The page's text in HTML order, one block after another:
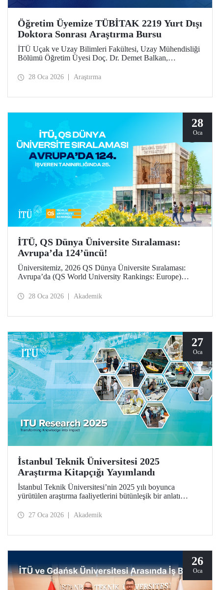
Öğretim Üyemize TÜBİTAK 2219 Yurt Dışı
Doktora Sonrası Araştırma Bursu
İTÜ Uçak ve Uzay Bilimleri Fakültesi, Uzay Mühendisliği
Bölümü Öğretim Üyesi Doç. Dr. Demet Balkan,
Programı’nın 2025 yılı 1’inci dönem çağrısı kapsamında
28 Oca 2026 Araştırma
28
Oca
İTÜ, QS Dünya Üniversite Sıralaması:
Avrupa’da 124’üncü!
Üniversitemiz, 2026 QS Dünya Üniversite Sıralaması:
Avrupa’da (QS World University Rankings: Europe)
25’inci sırada konumlanan İTÜ, “yurt dışına giden değişim
28 Oca 2026 Akademik
27
Oca
İstanbul Teknik Üniversitesi 2025
Araştırma Kitapçığı Yayımlandı
İstanbul Teknik Üniversitesi’nin 2025 yılı boyunca
yürütülen araştırma faaliyetlerini bütünleşik bir anlatı
2025 Araştırma Kitapçığı (ITU Research 2025)
sorumluluk anlayışıyla birlikte ele alıyor.
27 Oca 2026 Akademik
26
Oca